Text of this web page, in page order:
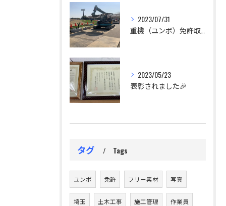
2023/07/31
2023/05/23
表彰されました🎉
タグ Tags
ユンボ 免許 フリー素材 写真
埼玉 土木工事 施工管理 作業員